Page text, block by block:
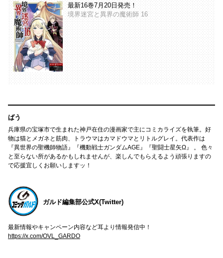
最新16巻7月20日発売！
境界迷宮と異界の魔術師 16
ばう
兵庫県の宝塚市で生まれた神戸在住の漫画家で主にコミカライズを執筆。好
物は猫とメガネと筋肉、トラウマはカマドウマとリトルグレイ。代表作は
『異世界の聖機師物語』『機動戦士ガンダムAGE』『聖闘士星矢Ω』 。 色々
と至らない所があるかもしれませんが、楽しんでもらえるよう頑張りますの
で応援宜しくお願いしますッ！
ガルド編集部公式X(Twitter)
最新情報やキャンペーン内容など耳より情報発信中！
https://x.com/OVL_GARDO